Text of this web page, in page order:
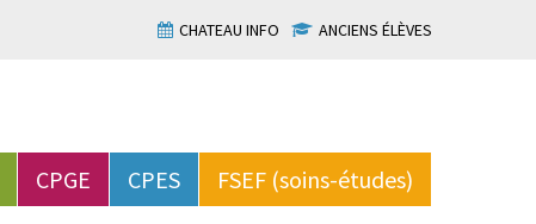
CHATEAU INFO ANCIENS ÉLÈVES
CPGE CPES FSEF (soins-études)